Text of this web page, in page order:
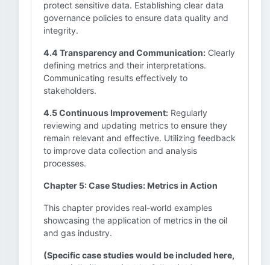
protect sensitive data. Establishing clear data
governance policies to ensure data quality and
integrity.
4.4 Transparency and Communication: Clearly
defining metrics and their interpretations.
Communicating results effectively to
stakeholders.
4.5 Continuous Improvement: Regularly
reviewing and updating metrics to ensure they
remain relevant and effective. Utilizing feedback
to improve data collection and analysis
processes.
Chapter 5: Case Studies: Metrics in Action
This chapter provides real-world examples
showcasing the application of metrics in the oil
and gas industry.
(Specific case studies would be included here,